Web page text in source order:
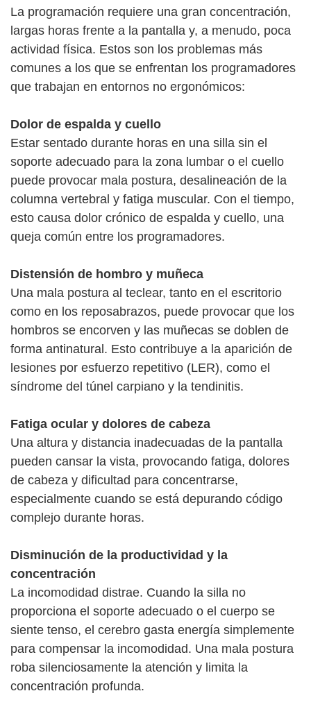
La programación requiere una gran concentración,
largas horas frente a la pantalla y, a menudo, poca
actividad física. Estos son los problemas más
comunes a los que se enfrentan los programadores
que trabajan en entornos no ergonómicos:
Dolor de espalda y cuello
Estar sentado durante horas en una silla sin el
soporte adecuado para la zona lumbar o el cuello
puede provocar mala postura, desalineación de la
columna vertebral y fatiga muscular. Con el tiempo,
esto causa dolor crónico de espalda y cuello, una
queja común entre los programadores.
Distensión de hombro y muñeca
Una mala postura al teclear, tanto en el escritorio
como en los reposabrazos, puede provocar que los
hombros se encorven y las muñecas se doblen de
forma antinatural. Esto contribuye a la aparición de
lesiones por esfuerzo repetitivo (LER), como el
síndrome del túnel carpiano y la tendinitis.
Fatiga ocular y dolores de cabeza
Una altura y distancia inadecuadas de la pantalla
pueden cansar la vista, provocando fatiga, dolores
de cabeza y dificultad para concentrarse,
especialmente cuando se está depurando código
complejo durante horas.
Disminución de la productividad y la
concentración
La incomodidad distrae. Cuando la silla no
proporciona el soporte adecuado o el cuerpo se
siente tenso, el cerebro gasta energía simplemente
para compensar la incomodidad. Una mala postura
roba silenciosamente la atención y limita la
concentración profunda.